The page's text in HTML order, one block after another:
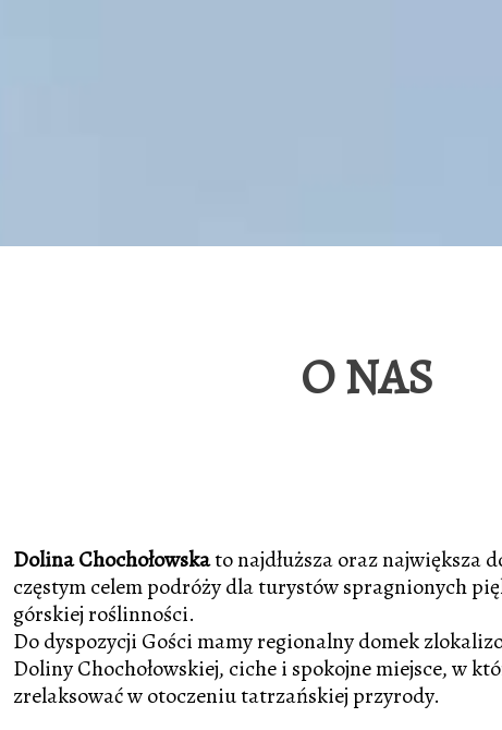
O NAS
Dolina Chochołowskato najdłuższa oraz największa
częstym celem podróży dla turystów spragnionych
górskiej roślinności.
​Do dyspozycji Gości mamy regionalny domek
Doliny Chochołowskiej, ciche i spokojne miejsce, w
zrelaksować w otoczeniu tatrzańskiej przyrody.